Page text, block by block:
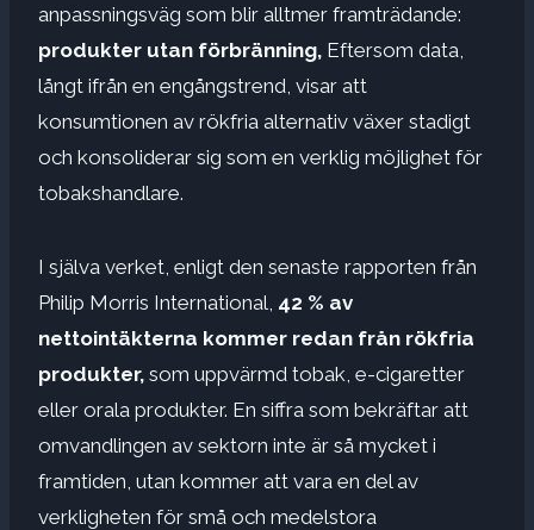
anpassningsväg som blir alltmer framträdande:
produkter utan förbränning, Eftersom data,
långt ifrån en engångstrend, visar att
konsumtionen av rökfria alternativ växer stadigt
och konsoliderar sig som en verklig möjlighet för
tobakshandlare.
I själva verket, enligt den senaste rapporten från
Philip Morris International, 42 % av
nettointäkterna kommer redan från rökfria
produkter, som uppvärmd tobak, e-cigaretter
eller orala produkter. En siffra som bekräftar att
omvandlingen av sektorn inte är så mycket i
framtiden, utan kommer att vara en del av
verkligheten för små och medelstora